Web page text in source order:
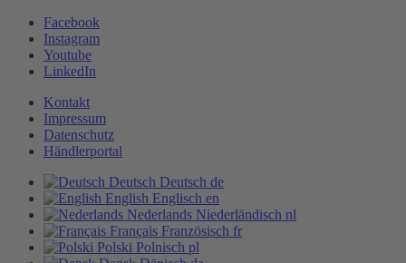
Facebook
Instagram
Youtube
LinkedIn
Kontakt
Impressum
Datenschutz
Händlerportal
Deutsch Deutsch de
English Englisch en
Nederlands Niederländisch nl
Français Französisch fr
Polski Polnisch pl